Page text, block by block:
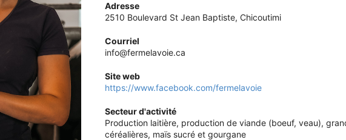
Adresse
2510 Boulevard St Jean Baptiste, Chicoutimi
Courriel
info@fermelavoie.ca
Site web
https://www.facebook.com/fermelavoie
Secteur d'activité
Production laitière, production de viande (boeuf, veau),
céréalières, maïs sucré et gourgane